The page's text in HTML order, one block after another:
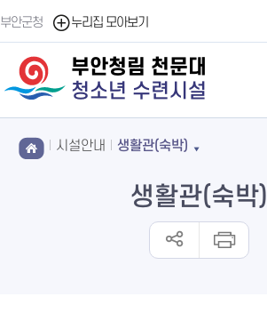
부안군청 누리집 모아보기
부안청림 천문대
청소년 수련시설
시설안내 생활관(숙박)
생활관(숙박)